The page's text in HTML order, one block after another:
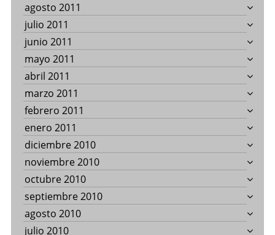
agosto 2011
julio 2011
junio 2011
mayo 2011
abril 2011
marzo 2011
febrero 2011
enero 2011
diciembre 2010
noviembre 2010
octubre 2010
septiembre 2010
agosto 2010
julio 2010